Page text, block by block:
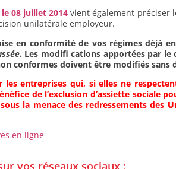
08 juillet 2014 vient également préciser
unilatérale employeur.
en conformité de vos régimes déjà
. Les modifi cations apportées par
conformes doivent être modifiés sans
les entreprises qui, si elles ne
de l’exclusion d’assiette sociale
la menace des redressements des
en ligne
vos réseaux sociaux :